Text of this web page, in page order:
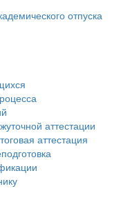
отпуска
аттестации
аттестация